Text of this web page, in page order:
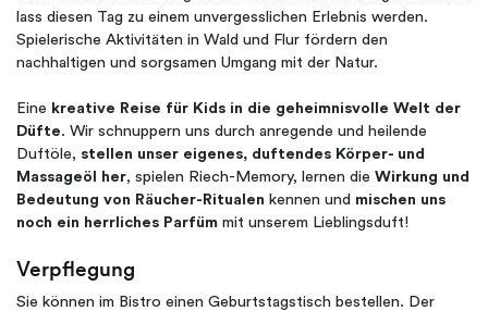
lass diesen Tag zu einem unvergesslichen Erlebnis werden.
Spielerische Aktivitäten in Wald und Flur fördern den
nachhaltigen und sorgsamen Umgang mit der Natur.
Eine kreative Reise für Kids in die geheimnisvolle Welt der
Düfte. Wir schnuppern uns durch anregende und heilende
Duftöle, stellen unser eigenes, duftendes Körper- und
Massageöl her, spielen Riech-Memory, lernen die Wirkung und
Bedeutung von Räucher-Ritualen kennen und mischen uns
noch ein herrliches Parfüm mit unserem Lieblingsduft!
Verpflegung
Sie können im Bistro einen Geburtstagstisch bestellen. Der